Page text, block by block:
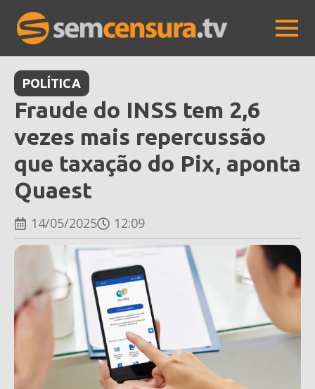
POLÍTICA
Fraude do INSS tem 2,6
vezes mais repercussão
que taxação do Pix, aponta
Quaest
14/05/2025 12:09